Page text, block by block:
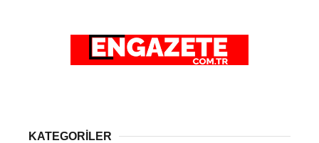
KATEGORİLER